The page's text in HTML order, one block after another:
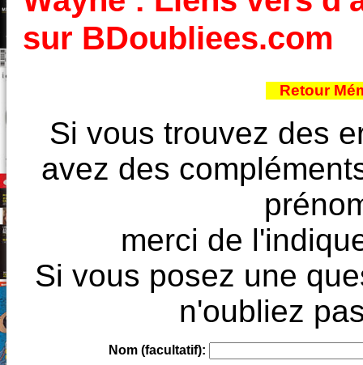
sur BDoubliees.com
Retour
Si vous trouvez des
avez des
merci de
Si vous posez une
n'oubliez
Nom (facultatif):